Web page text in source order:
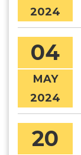
2024
04
MAY
2024
20